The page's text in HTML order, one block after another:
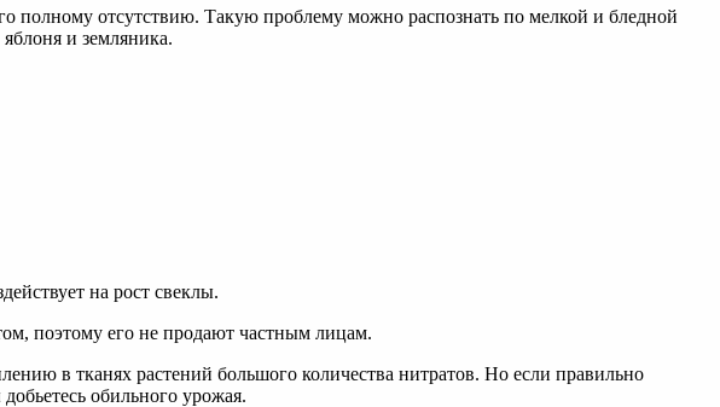
полному отсутствию. Такую проблему можно распознать по мелкой и бледной
и земляника.
на рост свеклы.
поэтому его не продают частным лицам.
в тканях растений большого количества нитратов. Но если правильно
обильного урожая.